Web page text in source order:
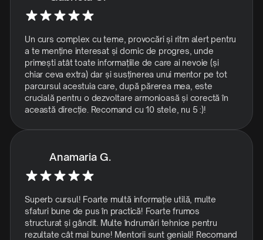
Un curs complex cu teme, provocări și ritm alert pentru
a te menține interesat și dornic de progres, unde
primești atât toate informațiile de care ai nevoie (și
chiar ceva extra) dar și susținerea unui mentor pe tot
parcursul acestuia care, după părerea mea, este
crucială pentru o dezvoltare armonioasă și corectă în
această direcție. Recomand cu 10 stele, nu 5 :)!
Anamaria G.
Superb cursul! Foarte multă informație utilă, multe
sfaturi bune de pus în practică! Foarte frumos
structurat și gândit. Multe îndrumări tehnice pentru
rezultate cât mai bune! Mentorii sunt geniali! Recomand